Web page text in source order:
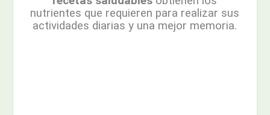
nutrientes que requieren para realizar sus
actividades diarias y una mejor memoria.